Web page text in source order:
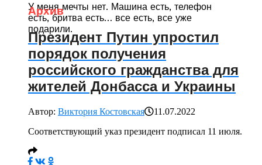
У меня мечты нет. Машина есть, телефон
есть, бритва есть… все есть, все уже
подарили.
Архив
Президент Путин упростил
порядок получения
российского гражданства для
жителей Донбасса и Украины
Автор: Виктория Костовская
11.07.2022
Соответствующий указ президент подписал 11 июля.